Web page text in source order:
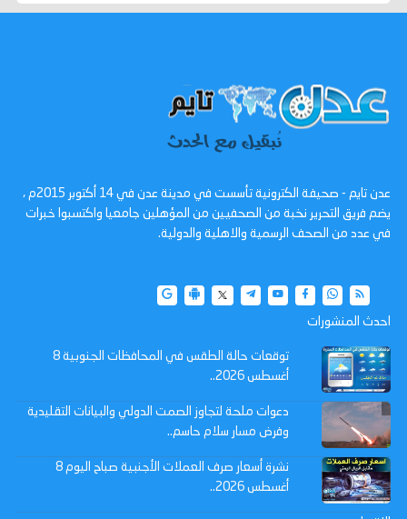
عدن تايم - صحيفة الكترونية تأسست في مدينة عدن في 14 أكتوبر 2015م ،
يضم فريق التحرير نخبة من الصحفيين من المؤهلين جامعيا واكتسبوا خبرات
في عدد من الصحف الرسمية والاهلية والدولية.
احدث المنشورات
توقعات حالة الطقس في المحافظات الجنوبية 8
أغسطس 2026..
دعوات ملحة لتجاوز الصمت الدولي والبيانات التقليدية
وفرض مسار سلام حاسم..
نشرة أسعار صرف العملات الأجنبية صباح اليوم 8
أغسطس 2026..